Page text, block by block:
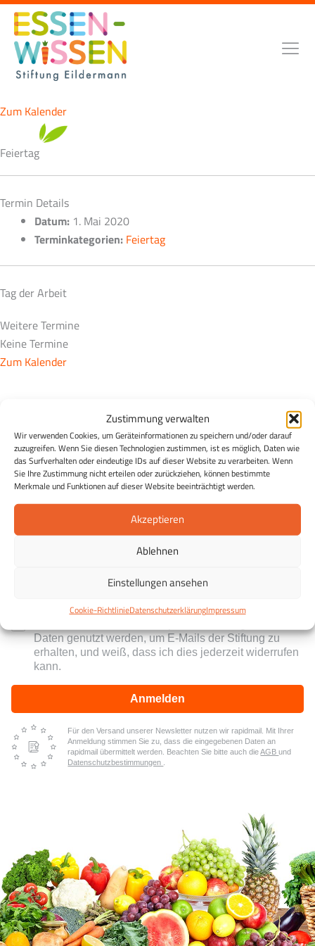
Zustimmung verwalten
Wir verwenden Cookies, um Geräteinformationen zu speichern und/oder darauf
zuzugreifen. Wenn Sie diesen Technologien zustimmen, ist es möglich, Daten wie
das Surfverhalten oder eindeutige IDs auf dieser Website zu verarbeiten. Wenn
Sie Ihre Zustimmung nicht erteilen oder zurückziehen, können bestimmte
Merkmale und Funktionen auf dieser Website beeinträchtigt werden.
Akzeptieren
Ablehnen
Einstellungen ansehen
Cookie-RichtlinieDatenschutzerklärungImpressum
Zum
Inhalt
springen
Zum Kalender
Feiertag
Termin Details
Datum: 1. Mai 2020
Terminkategorien: Feiertag
Tag der Arbeit
Weitere Termine
Keine Termine
Zum Kalender
Der Essen & Wissen Newsletter
Essen & Wissen in Ihrem Postfach:Entdecken Sie die
Möglichkeiten einer gesunden Ernährung und erhalten Sie
in regelmäßigen Abständen Tipps zu einer gesunden
Ernährung, Rezepte sowie Infos zu Veranstaltungen und
Projekten der ESSEN WISSEN Stiftung Eildermann.
Kostenlos und unverbindlich und jederzeit abmeldbar.
Daten genutzt werden, um E-Mails der Stiftung zu
erhalten, und weiß, dass ich dies jederzeit widerrufen
kann.
Anmelden
Für den Versand unserer Newsletter nutzen wir rapidmail. Mit Ihrer
Anmeldung stimmen Sie zu, dass die eingegebenen Daten an
rapidmail übermittelt werden. Beachten Sie bitte auch dieAGBund
Datenschutzbestimmungen